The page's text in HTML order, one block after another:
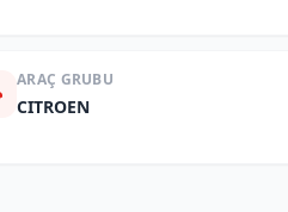
ARAÇ GRUBU
CITROEN